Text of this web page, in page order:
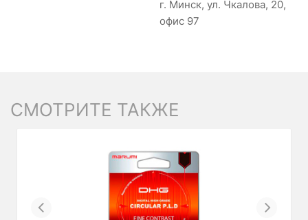
г. Минск, ул. Чкалова, 20,
офис 97
СМОТРИТЕ ТАКЖЕ
Previous Next